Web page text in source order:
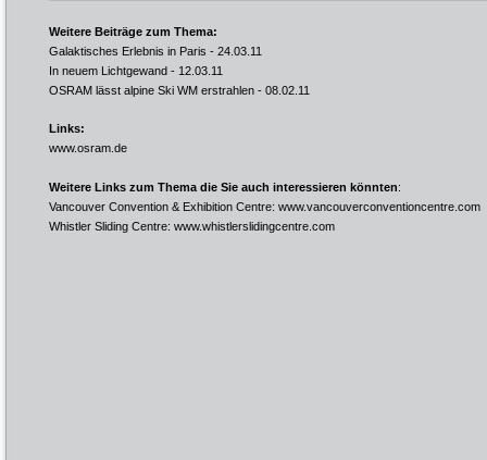
Weitere Beiträge zum Thema:
Galaktisches Erlebnis in Paris - 24.03.11
In neuem Lichtgewand - 12.03.11
OSRAM lässt alpine Ski WM erstrahlen - 08.02.11
Links:
www.osram.de
Weitere Links zum Thema die Sie auch interessieren könnten:
Vancouver Convention & Exhibition Centre: www.vancouverconventioncentre.com
Whistler Sliding Centre: www.whistlerslidingcentre.com